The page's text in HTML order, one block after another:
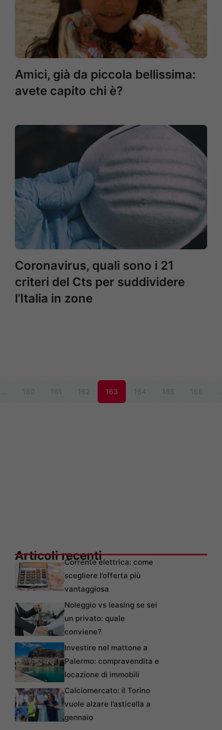
Amici, già da piccola bellissima:
avete capito chi è?
Coronavirus, quali sono i 21
criteri del Cts per suddividere
l’Italia in zone
160 161 162 163 164 165 166
Articoli recentiCorrente elettrica: come
scegliere l’offerta più
vantaggiosa
Noleggio vs leasing se sei
un privato: quale
conviene?
Investire nel mattone a
Palermo: compravendita e
locazione di immobili
Calciomercato: il Torino
vuole alzare l’asticella a
gennaio